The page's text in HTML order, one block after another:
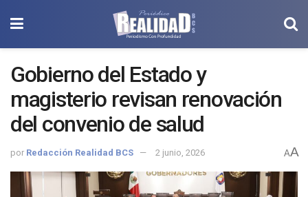
Gobierno del Estado y
magisterio revisan renovación
del convenio de salud
por Redacción Realidad BCS 2 junio, 2026 AA